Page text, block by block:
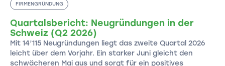
FIRMENGRÜNDUNG
Quartalsbericht: Neugründungen in der
Schweiz (Q2 2026)
Mit 14’115 Neugründungen liegt das zweite Quartal 2026
leicht über dem Vorjahr. Ein starker Juni gleicht den
schwächeren Mai aus und sorgt für ein positives